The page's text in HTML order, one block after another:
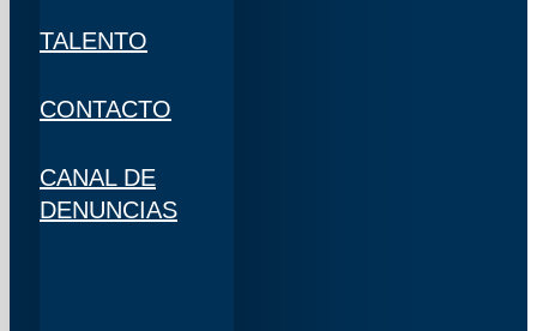
TALENTO
CONTACTO
CANAL DE
DENUNCIAS